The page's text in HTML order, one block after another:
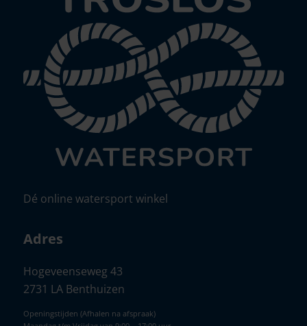
Dé online watersport winkel
Adres
Hogeveenseweg 43
2731 LA Benthuizen
Openingstijden (Afhalen na afspraak)